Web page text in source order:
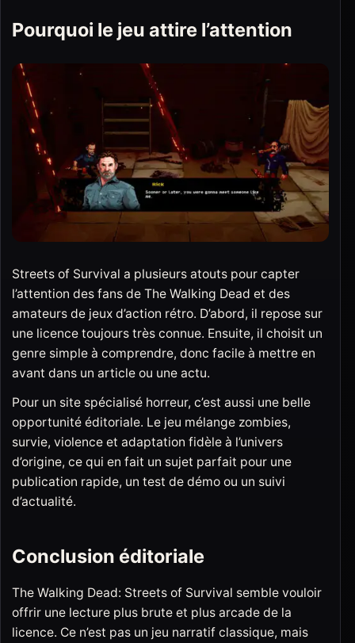
Pourquoi le jeu attire l’attention
Streets of Survival a plusieurs atouts pour capter
l’attention des fans de The Walking Dead et des
amateurs de jeux d’action rétro. D’abord, il repose sur
une licence toujours très connue. Ensuite, il choisit un
genre simple à comprendre, donc facile à mettre en
avant dans un article ou une actu.
Pour un site spécialisé horreur, c’est aussi une belle
opportunité éditoriale. Le jeu mélange zombies,
survie, violence et adaptation fidèle à l’univers
d’origine, ce qui en fait un sujet parfait pour une
publication rapide, un test de démo ou un suivi
d’actualité.
Conclusion éditoriale
The Walking Dead: Streets of Survival semble vouloir
offrir une lecture plus brute et plus arcade de la
licence. Ce n’est pas un jeu narratif classique, mais